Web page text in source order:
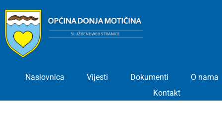
content
Naslovnica Vijesti Dokumenti
O nama
Kontakt